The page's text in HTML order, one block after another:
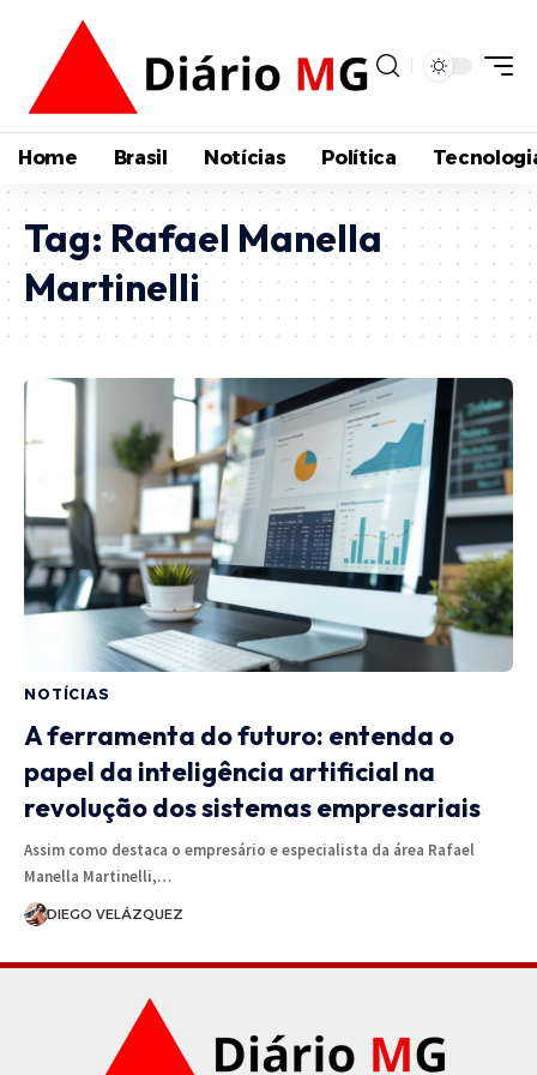
Home Brasil Notícias Política
Tag: Rafael Manella
Martinelli
NOTÍCIAS
A ferramenta do futuro: entenda o
papel da inteligência artificial na
revolução dos sistemas empresariais
Assim como destaca o empresário e especialista da área Rafael
Manella Martinelli,…
DIEGO VELÁZQUEZ